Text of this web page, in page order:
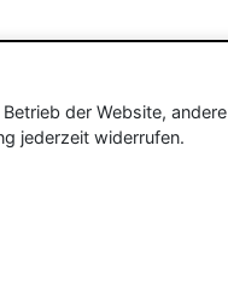
der Website, andere
jederzeit widerrufen.